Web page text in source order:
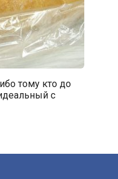
тому кто до
с